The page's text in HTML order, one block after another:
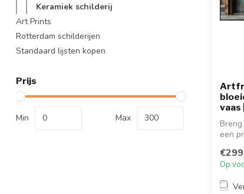
Keramiek schilderij
Art Prints
Rotterdam schilderijen
Standaard lijsten kopen
Prijs
Min Max
vaas
een
Op